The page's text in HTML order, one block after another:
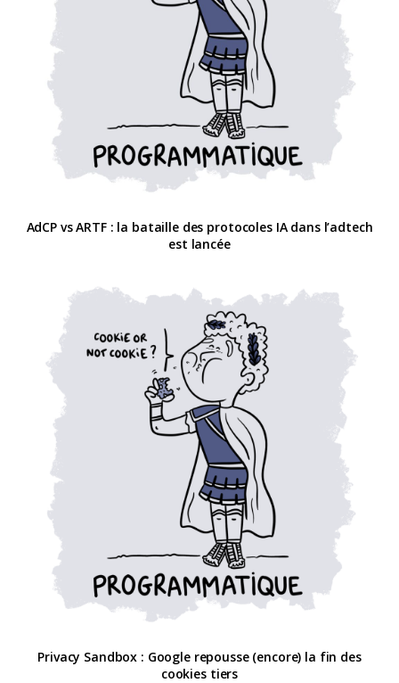
AdCP vs ARTF : la bataille des protocoles IA dans l’adtech
est lancée
Privacy Sandbox : Google repousse (encore) la fin des
cookies tiers